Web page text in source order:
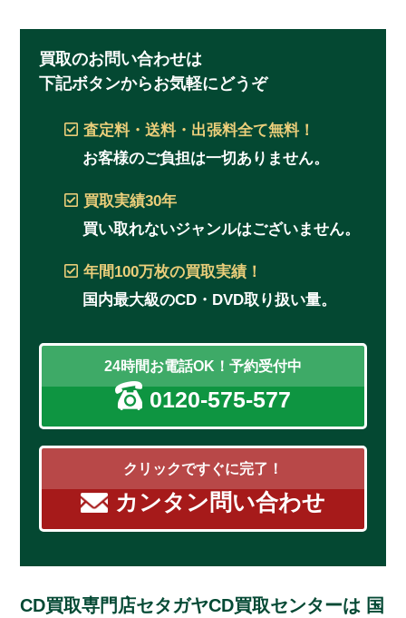
買取のお問い合わせは
下記ボタンからお気軽にどうぞ
査定料・送料・出張料全て無料！
お客様のご負担は一切ありません。
買取実績30年
買い取れないジャンルはございません。
年間100万枚の買取実績！
国内最大級のCD・DVD取り扱い量。
24時間お電話OK！予約受付中
0120-575-577
クリックですぐに完了！
カンタン問い合わせ
CD買取専門店セタガヤCD買取センターは 国